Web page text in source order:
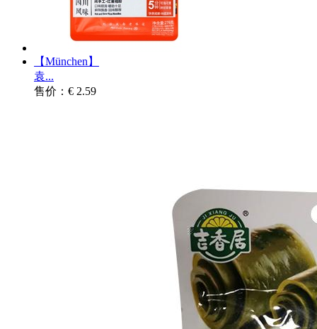
【München】
袁...
售价：€ 2.59